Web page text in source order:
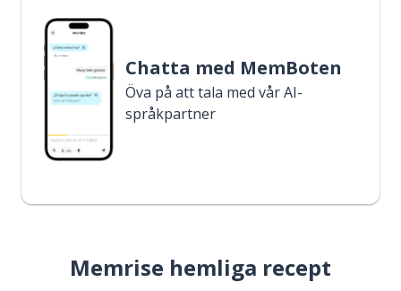
Chatta med MemBoten
Öva på att tala med vår AI-
språkpartner
Memrise hemliga recept